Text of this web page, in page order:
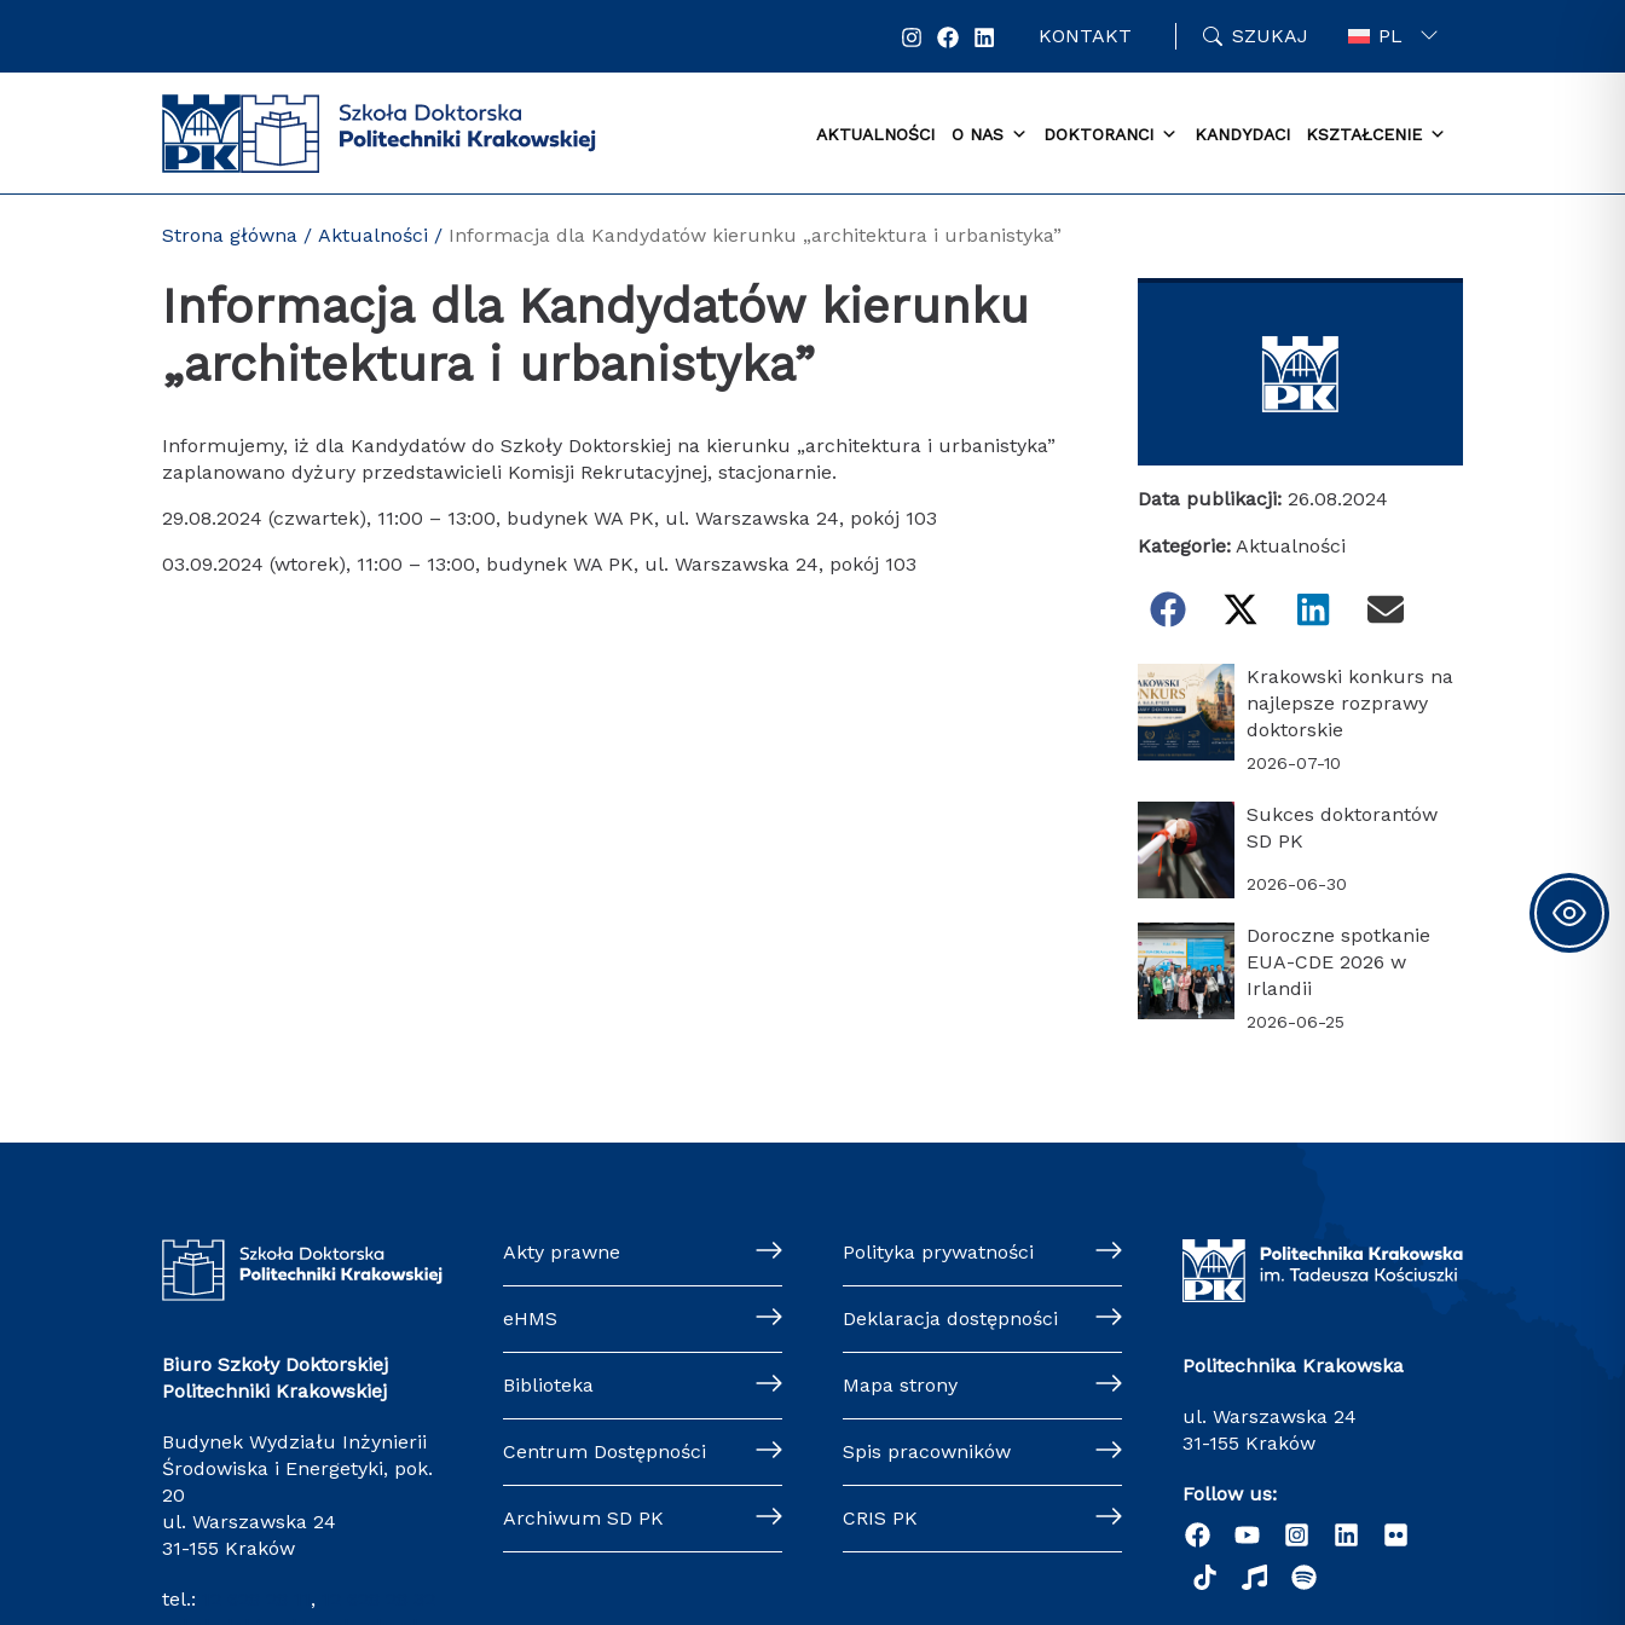
KONTAKT SZUKAJ PL
AKTUALNOŚCI O NAS DOKTORANCI KANDYDACI KSZTAŁCENIE
Strona główna Aktualności Informacja dla Kandydatów kierunku „architektura i urbanistyka”
Informacja dla Kandydatów kierunku
„architektura i urbanistyka”
Informujemy, iż dla Kandydatów do Szkoły Doktorskiej na kierunku „architektura i urbanistyka”
zaplanowano dyżury przedstawicieli Komisji Rekrutacyjnej, stacjonarnie.
29.08.2024 (czwartek), 11:00 – 13:00, budynek WA PK, ul. Warszawska 24, pokój 103
03.09.2024 (wtorek), 11:00 – 13:00, budynek WA PK, ul. Warszawska 24, pokój 103
Data publikacji: 26.08.2024
Kategorie: Aktualności
Krakowski konkurs na
najlepsze rozprawy
doktorskie
2026-07-10
Sukces doktorantów
SD PK
2026-06-30
Doroczne spotkanie
EUA-CDE 2026 w
Irlandii
2026-06-25
Biuro Szkoły Doktorskiej
Politechniki Krakowskiej
Budynek Wydziału Inżynierii
Środowiska i Energetyki, pok.
20
ul. Warszawska 24
31-155 Kraków
tel.: ,
Akty prawne
eHMS
Biblioteka
Centrum Dostępności
Archiwum SD PK
Polityka prywatności
Deklaracja dostępności
Mapa strony
Spis pracowników
CRIS PK
Politechnika Krakowska
ul. Warszawska 24
31-155 Kraków
Follow us: